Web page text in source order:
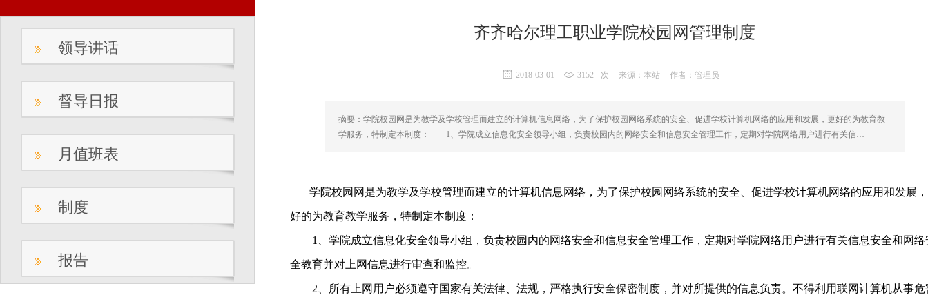
领导讲话
督导日报
月值班表
制度
报告
齐齐哈尔理工职业学院校园网管理制度
2018-03-01 3152 次 来源：本站 作者：管理员
摘要：学院校园网是为教学及学校管理而建立的计算机信息网络，为了保护校园网络系统的安全、促进学校计算机网络的应用和发展，更好的为教育教
学服务，特制定本制度： 1、学院成立信息化安全领导小组，负责校园内的网络安全和信息安全管理工作，定期对学院网络用户进行有关信…
学院校园网是为教学及学校管理而建立的计算机信息网络，为了保护校园网络系统的安全、促进学校计算机网络的应用和发展
好的为教育教学服务，特制定本制度：
1、学院成立信息化安全领导小组，负责校园内的网络安全和信息安全管理工作，定期对学院网络用户进行有关信息安全和网络
全教育并对上网信息进行审查和监控。
2、所有上网用户必须遵守国家有关法律、法规，严格执行安全保密制度，并对所提供的信息负责。不得利用联网计算机从事危